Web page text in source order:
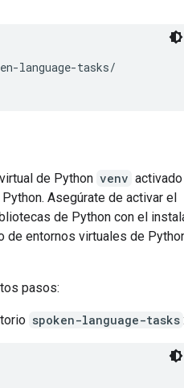
language-tasks/
de Python venv
Asegúrate de activar el
de Python con el
de entornos virtuales de
pasos:
spoken-language-tasks :